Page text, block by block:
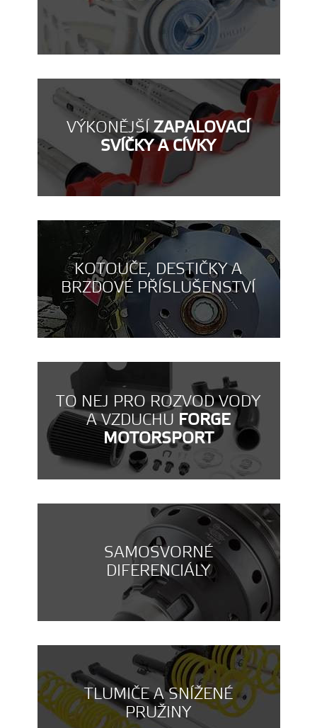
VÝKONĚJŠÍZAPALOVACÍ
SVÍČKY A CÍVKY
KOTOUČE, DESTIČKY A
BRZDOVÉ PŘÍSLUŠENSTVÍ
TO NEJ PRO ROZVOD VODY
A VZDUCHU FORGE
MOTORSPORT
SAMOSVORNÉ
DIFERENCIÁLY
TLUMIČE A SNÍŽENÉ
PRUŽINY